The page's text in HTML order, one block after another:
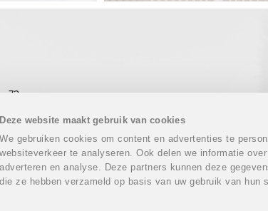
Deze website maakt gebruik van cookies
We gebruiken cookies om content en advertenties te
websiteverkeer te analyseren. Ook delen we informatie
adverteren en analyse. Deze partners kunnen deze
die ze hebben verzameld op basis van uw gebruik van hun
72
62 500 (enkel vanuit België)
87 87
69 62
2026